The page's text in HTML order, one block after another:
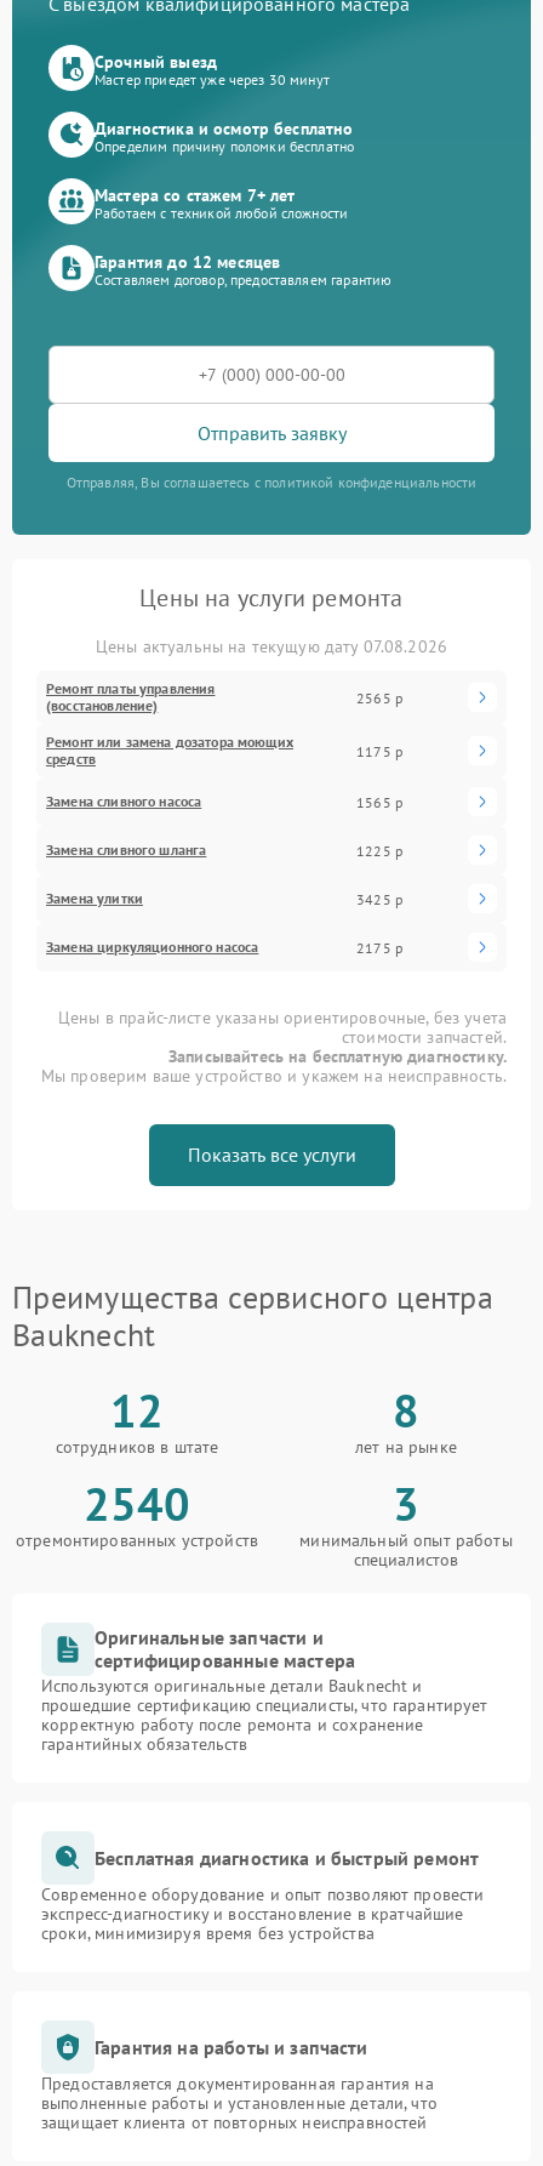
Срочный выезд
Мастер приедет уже через 30 минут
Диагностика и осмотр бесплатно
Определим причину поломки бесплатно
Мастера со стажем 7+ лет
Работаем с техникой любой сложности
Гарантия до 12 месяцев
Составляем договор, предоставляем гарантию
Отправить заявку
Отправляя, Вы соглашаетесь с политикой конфиденциальности
Цены на услуги ремонта
Цены актуальны на текущую дату 07.08.2026
Ремонт платы управления
(восстановление)
2565 р
Ремонт или замена дозатора моющих
средств
1175 р
Замена сливного насоса 1565 р
Замена сливного шланга 1225 р
Замена улитки 3425 р
Замена циркуляционного насоса 2175 р
Цены в прайс-листе указаны ориентировочные, без учета
стоимости запчастей.
Записывайтесь на бесплатную диагностику.
Мы проверим ваше устройство и укажем на неисправность.
Показать все услуги
Преимущества сервисного центра
Bauknecht
12
сотрудников в штате
8
лет на рынке
2540
отремонтированных устройств
3
минимальный опыт работы
специалистов
Оригинальные запчасти и
сертифицированные мастера
Используются оригинальные детали Bauknecht и
прошедшие сертификацию специалисты, что гарантирует
корректную работу после ремонта и сохранение
гарантийных обязательств
Бесплатная диагностика и быстрый ремонт
Современное оборудование и опыт позволяют провести
экспресс-диагностику и восстановление в кратчайшие
сроки, минимизируя время без устройства
Гарантия на работы и запчасти
Предоставляется документированная гарантия на
выполненные работы и установленные детали, что
защищает клиента от повторных неисправностей